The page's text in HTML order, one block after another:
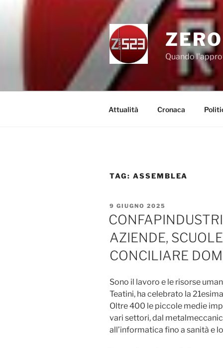
Quando
Attualità Cronaca
TAG: ASSEMBLEA
PUBBLICATO
IL
9 GIUGNO 2025
AZIENDE,
CONCILIARE
Sono il lavoro e le risorse
Teatini, ha celebrato la
Oltre 400 le piccole medie
vari settori, dal
all’informatica fino a sanità e